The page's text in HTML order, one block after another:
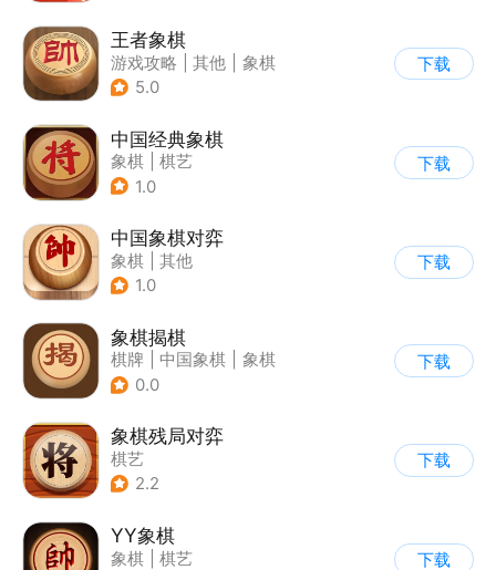
王者象棋
游戏攻略 其他
象棋
5.0
下载
中国经典象棋
象棋
棋艺
1.0
下载
中国象棋对弈
象棋
其他
1.0
下载
象棋揭棋
棋牌 中国象棋
象棋
0.0
下载
象棋残局对弈
棋艺
2.2
下载
YY象棋
象棋
棋艺
下载